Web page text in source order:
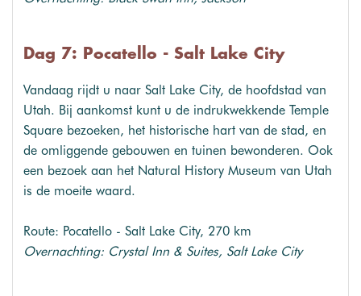
Dag 7: Pocatello - Salt Lake City
Vandaag rijdt u naar Salt Lake City, de hoofdstad van
Utah. Bij aankomst kunt u de indrukwekkende Temple
Square bezoeken, het historische hart van de stad, en
de omliggende gebouwen en tuinen bewonderen. Ook
een bezoek aan het Natural History Museum van Utah
is de moeite waard.
Route: Pocatello - Salt Lake City, 270 km
Overnachting: Crystal Inn & Suites, Salt Lake City